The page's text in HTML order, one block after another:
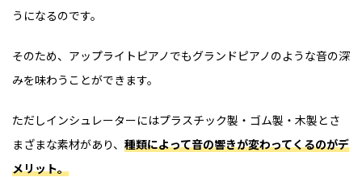
うになるのです。
そのため、アップライトピアノでもグランドピアノのような音の深
みを味わうことができます。
ただしインシュレーターにはプラスチック製・ゴム製・木製とさ
まざまな素材があり、 種類によって音の響きが変わってくるのがデ
メリット。